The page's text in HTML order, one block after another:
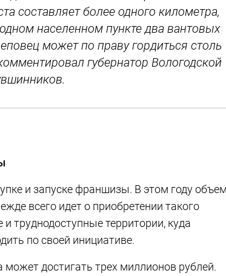
составляет более одного километра,
населенном пункте два вантовых
может по праву гордиться столь
губернатор Вологодской
и запуске франшизы. В этом году
всего идет о приобретении такого
труднодоступные территории, куда
по своей инициативе.
достигать трех миллионов рублей.